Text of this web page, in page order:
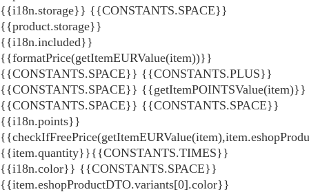
{{i18n.storage}} {{CONSTANTS.SPACE}}
{{product.storage}}
{{i18n.included}}
{{formatPrice(getItemEURValue(item))}}
{{CONSTANTS.SPACE}} {{CONSTANTS.PLUS}}
{{CONSTANTS.SPACE}} {{getItemPOINTSValue(item)}}
{{CONSTANTS.SPACE}} {{CONSTANTS.SPACE}}
{{i18n.points}}
{{item.quantity}}{{CONSTANTS.TIMES}}
{{i18n.color}} {{CONSTANTS.SPACE}}
{{item.eshopProductDTO.variants[0].color}}